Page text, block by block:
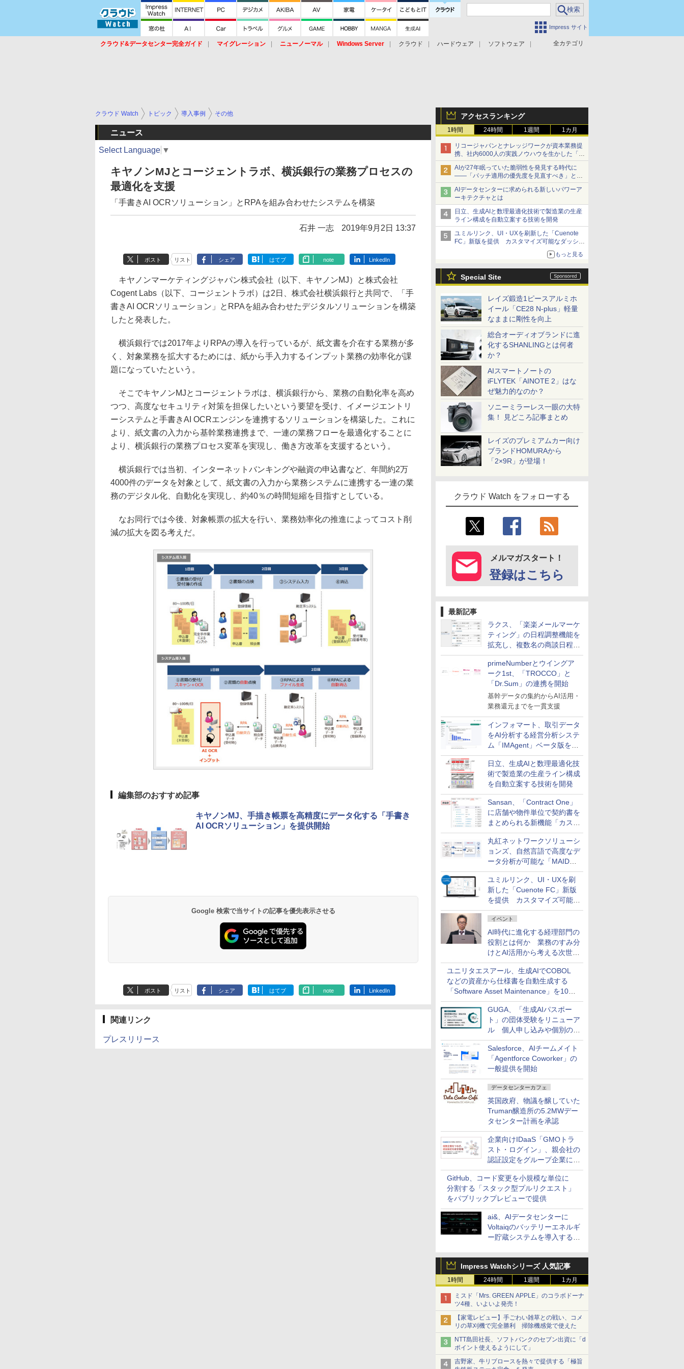
Impress サイト
全カテゴリ
クラウド&データセンター完全ガイド マイグレーション ニューノーマル Windows Server クラウド ハードウェア
ソフトウェア
アクセスランキング
1時間 24時間 1週間 1カ月
リコージャパンとナレッジワークが資本業務提
携、社内6000人の実践ノウハウを生かした「AI
商談記録 for RICOH」を展開へ
AIが27年眠っていた脆弱性を発見する時代に
――「パッチ適用の優先度を見直すべき」とセ
キュリティ専門家
AIデータセンターに求められる新しいパワーア
ーキテクチャとは
日立、生成AIと数理最適化技術で製造業の生産
ライン構成を自動立案する技術を開発
ユミルリンク、UI・UXを刷新した「Cuenote
FC」新版を提供 カスタマイズ可能なダッシュ
もっと見る
Special Site
レイズ鍛造1ピースアルミホ
イール「CE28 N-plus」軽量
なままに剛性を向上
総合オーディオブランドに進
化するSHANLINGとは何者
か？
AIスマートノートの
iFLYTEK「AINOTE 2」はな
ぜ魅力的なのか？
ソニーミラーレス一眼の大特
集！ 見どころ記事まとめ
レイズのプレミアムカー向け
ブランドHOMURAから
「2×9R」が登場！
クラウド Watch をフォローする
メルマガスタート！
登録はこちら
最新記事
ラクス、「楽楽メールマーケ
ティング」の日程調整機能を
拡充し、複数名の商談日程調
整を効率化
primeNumberとウイングア
ーク1st、「TROCCO」と
「Dr.Sum」の連携を開始
基幹データの集約からAI活用・
業務還元までを一貫支援
インフォマート、取引データ
をAI分析する経営分析システ
ム「IMAgent」ベータ版を提
供
日立、生成AIと数理最適化技
術で製造業の生産ライン構成
を自動立案する技術を開発
Sansan、「Contract One」
に店舗や物件単位で契約書を
まとめられる新機能「カスタ
ム契約ツリー」を追加
丸紅ネットワークソリューシ
ョンズ、自然言語で高度なデ
ータ分析が可能な「MAIDOA
AI ASSIST」を9月より提供
ユミルリンク、UI・UXを刷
新した「Cuenote FC」新版
を提供 カスタマイズ可能な
ダッシュボード画面を搭載
イベント
AI時代に進化する経理部門の
役割とは何か 業務のすみ分
けとAI活用から考える次世代
ファイナンス戦略
ユニリタエスアール、生成AIでCOBOL
などの資産から仕様書を自動生成する
「Software Asset Maintenance」を10月
に発売
GUGA、「生成AIパスポー
ト」の団体受験をリニューア
ル 個人申し込みや個別の支
払いなどに対応
Salesforce、AIチームメイト
「Agentforce Coworker」の
一般提供を開始
データセンターカフェ
英国政府、物議を醸していた
Truman醸造所の5.2MWデー
タセンター計画を承認
企業向けIDaaS「GMOトラ
スト・ログイン」、親会社の
認証設定をグループ企業に展
開できる新機能を提供
GitHub、コード変更を小規模な単位に
分割する「スタック型プルリクエスト」
をパブリックプレビューで提供
ai&、AIデータセンターに
Voltaiqのバッテリーエネルギ
ー貯蔵システムを導入する計
Impress Watchシリーズ 人気記事
1時間 24時間 1週間 1カ月
ミスド「Mrs. GREEN APPLE」のコラボドーナ
ツ4種、いよいよ発売！
【家電レビュー】手ごわい雑草との戦い、コメ
リの草刈機で完全勝利 掃除機感覚で使えた
NTT島田社長、ソフトバンクのセブン出資に「d
ポイント使えるようにして」
吉野家、牛リブロースを熱々で提供する「極旨
クラウド Watch トピック 導入事例 その他
ニュース
Select Language ▼
キヤノンMJとコージェントラボ、横浜銀行の業務プロセスの
最適化を支援
「手書きAI OCRソリューション」とRPAを組み合わせたシステムを構築
石井 一志 2019年9月2日 13:37
ポスト リスト シェア はてブ note LinkedIn
キヤノンマーケティングジャパン株式会社（以下、キヤノンMJ）と株式会社
Cogent Labs（以下、コージェントラボ）は2日、株式会社横浜銀行と共同で、「手
書きAI OCRソリューション」とRPAを組み合わせたデジタルソリューションを構築
したと発表した。
横浜銀行では2017年よりRPAの導入を行っているが、紙文書を介在する業務が多
く、対象業務を拡大するためには、紙から手入力するインプット業務の効率化が課
題になっていたという。
そこでキヤノンMJとコージェントラボは、横浜銀行から、業務の自動化率を高め
つつ、高度なセキュリティ対策を担保したいという要望を受け、イメージエントリ
ーシステムと手書きAI OCRエンジンを連携するソリューションを構築した。これに
より、紙文書の入力から基幹業務連携まで、一連の業務フローを最適化することに
より、横浜銀行の業務プロセス変革を実現し、働き方改革を支援するという。
横浜銀行では当初、インターネットバンキングや融資の申込書など、年間約2万
4000件のデータを対象として、紙文書の入力から業務システムに連携する一連の業
務のデジタル化、自動化を実現し、約40％の時間短縮を目指すとしている。
なお同行では今後、対象帳票の拡大を行い、業務効率化の推進によってコスト削
減の拡大を図る考えだ。
編集部のおすすめ記事
キヤノンMJ、手描き帳票を高精度にデータ化する「手書き
AI OCRソリューション」を提供開始
Google 検索で当サイトの記事を優先表示させる
ポスト リスト シェア はてブ note LinkedIn
関連リンク
プレスリリース